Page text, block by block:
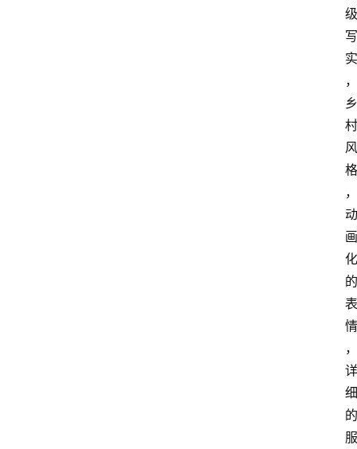
级
写
实
，
乡
村
风
格
，
动
画
化
的
表
情
，
详
细
的
服